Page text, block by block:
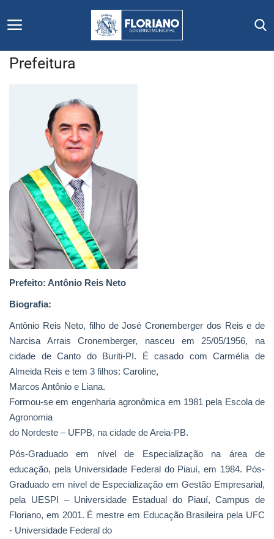
Secretarias e Órgãos
Mural de Licitações
Notícias
Vídeos
Webmail
Contato
Prefeitura
Prefeito: Antônio Reis Neto
Biografia:
Antônio Reis Neto, filho de José Cronemberger dos Reis e de
Narcisa Arrais Cronemberger, nasceu em 25/05/1956, na
cidade de Canto do Buriti-PI. É casado com Carmélia de
Almeida Reis e tem 3 filhos: Caroline,
Marcos Antônio e Liana.
Formou-se em engenharia agronômica em 1981 pela Escola de
Agronomia
do Nordeste – UFPB, na cidade de Areia-PB.
Pós-Graduado em nível de Especialização na área de
educação, pela Universidade Federal do Piauí, em 1984. Pós-
Graduado em nível de Especialização em Gestão Empresarial,
pela UESPI – Universidade Estadual do Piauí, Campus de
Floriano, em 2001. É mestre em Educação Brasileira pela UFC
- Universidade Federal do